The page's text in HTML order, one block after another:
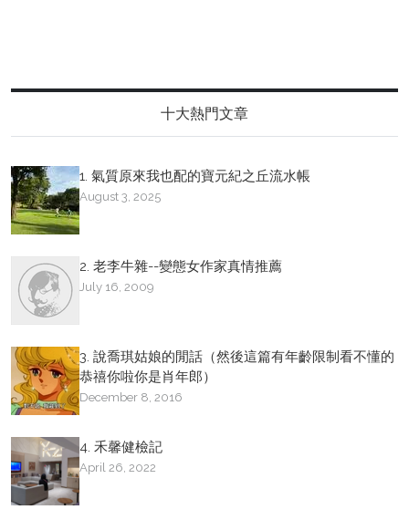
十大熱門文章
1. 氣質原來我也配的寶元紀之丘流水帳
August 3, 2025
2. 老李牛雜--變態女作家真情推薦
July 16, 2009
3. 說喬琪姑娘的閒話（然後這篇有年齡限制看不懂的
恭禧你啦你是肖年郎）
December 8, 2016
4. 禾馨健檢記
April 26, 2022